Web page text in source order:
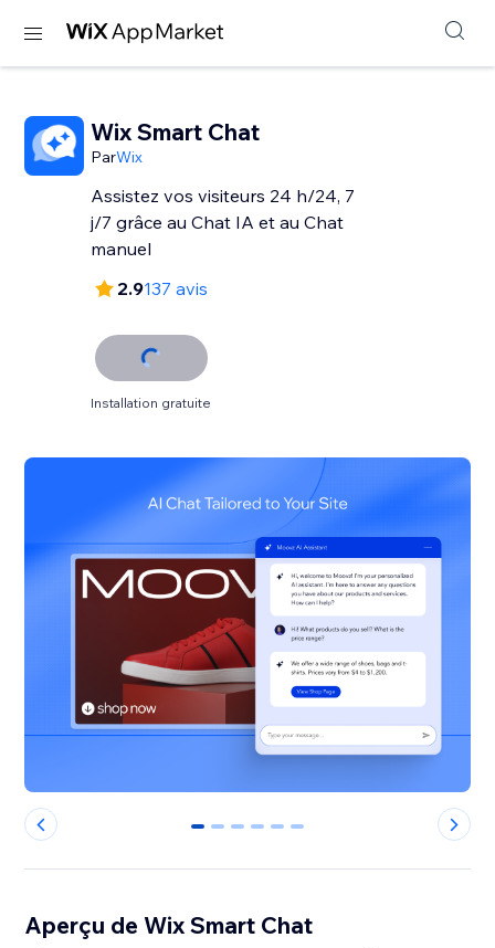
Wix Smart Chat
ParWix
Assistez vos visiteurs 24 h/24, 7
j/7 grâce au Chat IA et au Chat
manuel
2.9137 avis
Installation gratuite
0 1 2 3 4 5
Aperçu de Wix Smart Chat